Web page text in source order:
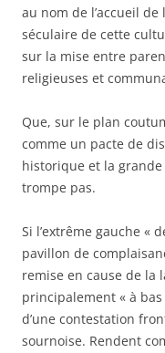
au nom de l’accueil de
séculaire de cette
sur la mise entre
religieuses et
Que, sur le plan
comme un pacte de
historique et la grande
trompe pas.
Si l’extrême gauche «
pavillon de
remise en cause de la
principalement « à
d’une contestation
sournoise. Rendent